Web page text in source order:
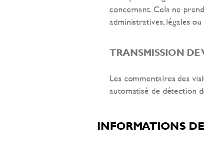
concernant. Cela ne
administratives, légales
TRANSMISSION DE
Les commentaires des
automatisé de détection
INFORMATIONS